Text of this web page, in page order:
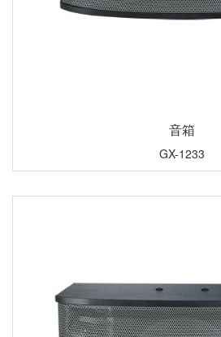
音箱
GX-1233